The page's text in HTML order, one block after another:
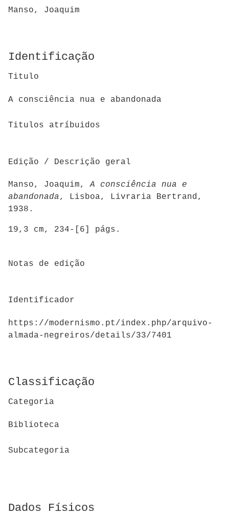
Manso, Joaquim
Identificação
Titulo
A consciência nua e abandonada
Titulos atríbuidos
Edição / Descrição geral
Manso, Joaquim,A consciência nua e
abandonada, Lisboa, Livraria Bertrand,
1938.
19,3 cm, 234-[6] págs.
Notas de edição
Identificador
https://modernismo.pt/index.php/arquivo-
almada-negreiros/details/33/7401
Classificação
Categoria
Biblioteca
Subcategoria
Dados Físicos